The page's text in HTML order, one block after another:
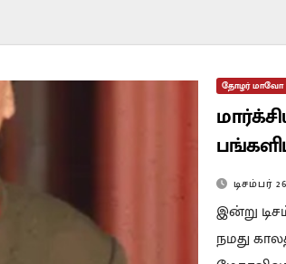
தோழர் மாவோ
டிசம்பர்
இன்று
நமது